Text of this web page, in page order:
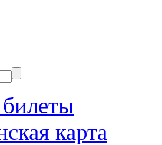
карта